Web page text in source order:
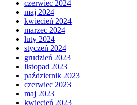
czerwiec 2024
maj 2024
kwiecień 2024
marzec 2024
luty 2024
styczeń 2024
grudzień 2023
listopad 2023
październik 2023
czerwiec 2023
maj 2023
kwiecień 2023